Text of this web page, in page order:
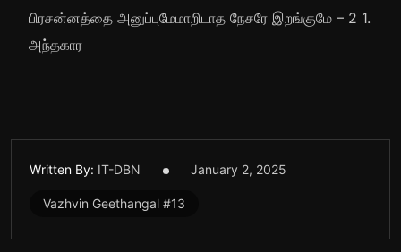
பிரசன்னத்தை அனுப்புமேமாறிடாத நேசரே இறங்குமே – 2 1.
அந்தகார
Written By: IT-DBN January 2, 2025
Vazhvin Geethangal #13